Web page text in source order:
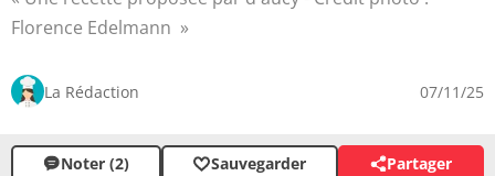
Florence Edelmann
La Rédaction 07/11/25
Noter (2) Sauvegarder Partager